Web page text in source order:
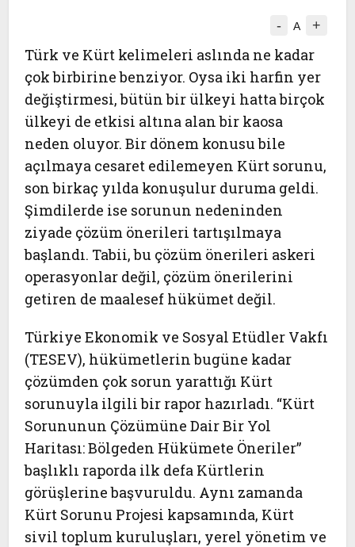
- A +
Türk ve Kürt kelimeleri aslında ne kadar
çok birbirine benziyor. Oysa iki harfin yer
değiştirmesi, bütün bir ülkeyi hatta birçok
ülkeyi de etkisi altına alan bir kaosa
neden oluyor. Bir dönem konusu bile
açılmaya cesaret edilemeyen Kürt sorunu,
son birkaç yılda konuşulur duruma geldi.
Şimdilerde ise sorunun nedeninden
ziyade çözüm önerileri tartışılmaya
başlandı. Tabii, bu çözüm önerileri askeri
operasyonlar değil, çözüm önerilerini
getiren de maalesef hükümet değil.
Türkiye Ekonomik ve Sosyal Etüdler Vakfı
(TESEV), hükümetlerin bugüne kadar
çözümden çok sorun yarattığı Kürt
sorunuyla ilgili bir rapor hazırladı. “Kürt
Sorununun Çözümüne Dair Bir Yol
Haritası: Bölgeden Hükümete Öneriler”
başlıklı raporda ilk defa Kürtlerin
görüşlerine başvuruldu. Aynı zamanda
Kürt Sorunu Projesi kapsamında, Kürt
sivil toplum kuruluşları, yerel yönetim ve